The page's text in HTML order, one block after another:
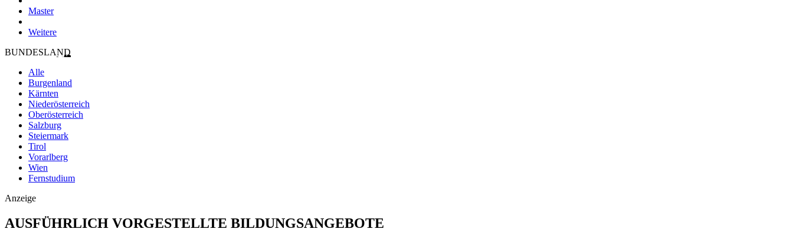
Master
Weitere
BUNDESLAND
Alle
Burgenland
Kärnten
Niederösterreich
Oberösterreich
Salzburg
Steiermark
Tirol
Vorarlberg
Wien
Fernstudium
Anzeige
AUSFÜHRLICH VORGESTELLTE BILDUNGSANGEBOTE